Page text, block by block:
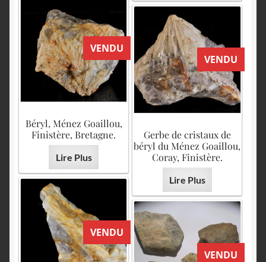
VENDU
Béryl, Ménez Goaillou,
Finistère, Bretagne.
Lire Plus
VENDU
Gerbe de cristaux de
béryl du Ménez Goaillou,
Coray, Finistère.
Lire Plus
VENDU
VENDU